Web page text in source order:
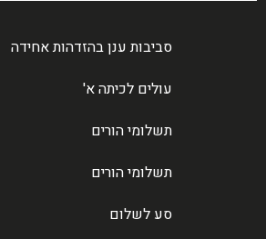
סביבות ענן בהזדהות אחידה
עולים לכיתה א'
תשלומי הורים
תשלומי הורים
סע לשלום